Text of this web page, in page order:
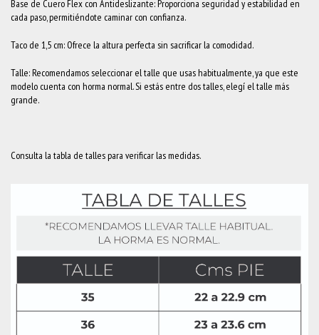
Base de Cuero Flex con Antideslizante: Proporciona seguridad y estabilidad en
cada paso, permitiéndote caminar con confianza.
Taco de 1,5 cm: Ofrece la altura perfecta sin sacrificar la comodidad.
Talle: Recomendamos seleccionar el talle que usas habitualmente, ya que este
modelo cuenta con horma normal. Si estás entre dos talles, elegí el talle más
grande.
Consulta la tabla de talles para verificar las medidas.